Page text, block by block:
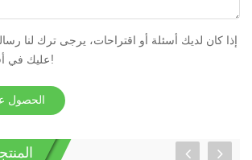
إذا كان لديك أسئلة أو اقتراحات، يرجى ترك لنا
عليك في أقرب وقت ما نستطيع!
الحصول